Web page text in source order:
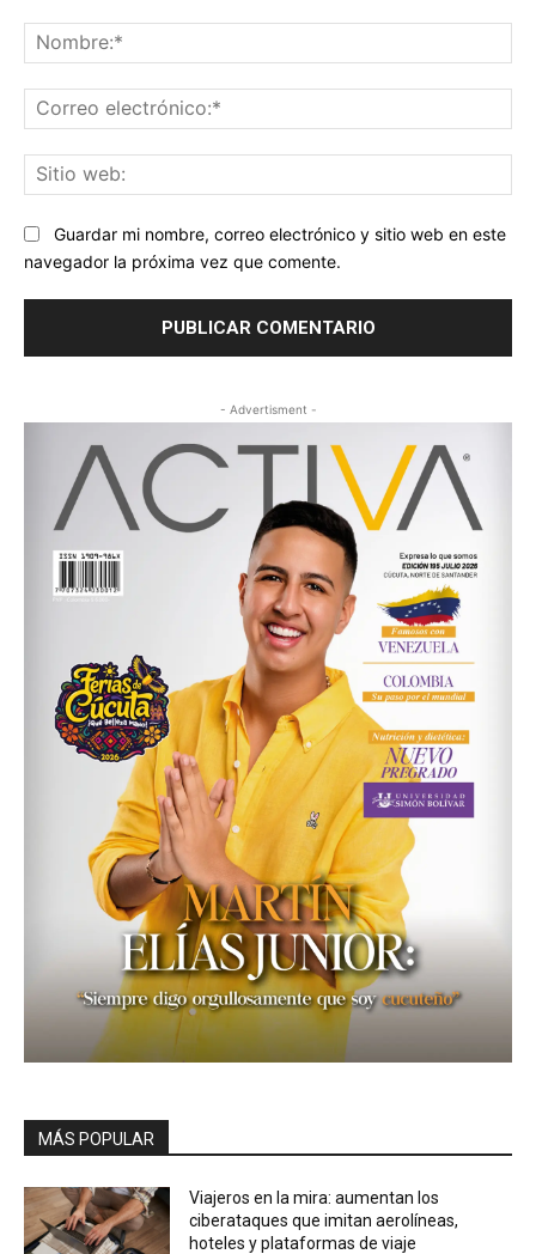
Guardar mi nombre, correo electrónico y sitio web en este
navegador la próxima vez que comente.
- Advertisment -
MÁS POPULAR
Viajeros en la mira: aumentan los
ciberataques que imitan aerolíneas,
hoteles y plataformas de viaje